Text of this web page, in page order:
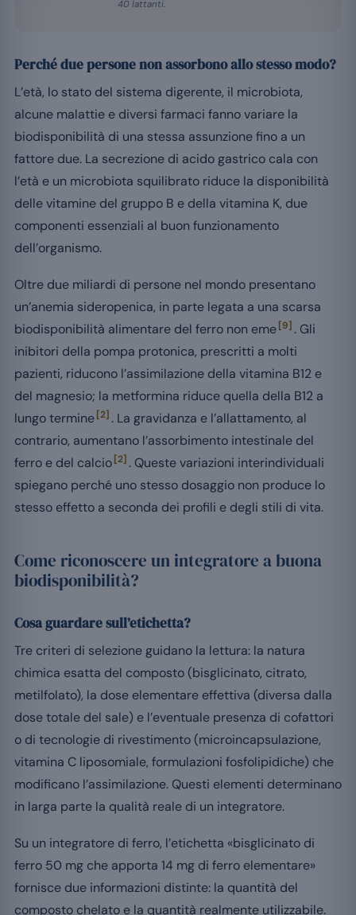
40 lattanti.
Perché due persone non assorbono allo stesso modo?
L’età, lo stato del sistema digerente, il microbiota,
alcune malattie e diversi farmaci fanno variare la
biodisponibilità di una stessa assunzione fino a un
fattore due. La secrezione di acido gastrico cala con
l’età e un microbiota squilibrato riduce la disponibilità
delle vitamine del gruppo B e della vitamina K, due
componenti essenziali al buon funzionamento
dell’organismo.
Oltre due miliardi di persone nel mondo presentano
un’anemia sideropenica, in parte legata a una scarsa
biodisponibilità alimentare del ferro non eme[9] . Gli
inibitori della pompa protonica, prescritti a molti
pazienti, riducono l’assimilazione della vitamina B12 e
del magnesio; la metformina riduce quella della B12 a
lungo termine[2] . La gravidanza e l’allattamento, al
contrario, aumentano l’assorbimento intestinale del
ferro e del calcio[2] . Queste variazioni interindividuali
spiegano perché uno stesso dosaggio non produce lo
stesso effetto a seconda dei profili e degli stili di vita.
Come riconoscere un integratore a buona
biodisponibilità?
Cosa guardare sull’etichetta?
Tre criteri di selezione guidano la lettura: la natura
chimica esatta del composto (bisglicinato, citrato,
metilfolato), la dose elementare effettiva (diversa dalla
dose totale del sale) e l’eventuale presenza di cofattori
o di tecnologie di rivestimento (microincapsulazione,
vitamina C liposomiale, formulazioni fosfolipidiche) che
modificano l’assimilazione. Questi elementi determinano
in larga parte la qualità reale di un integratore.
Su un integratore di ferro, l’etichetta «bisglicinato di
ferro 50 mg che apporta 14 mg di ferro elementare»
fornisce due informazioni distinte: la quantità del
composto chelato e la quantità realmente utilizzabile.